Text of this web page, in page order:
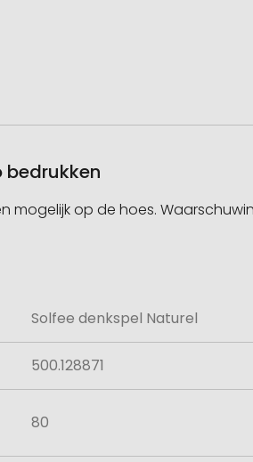
bedrukken
mogelijk op de hoes.
Solfee denkspel Naturel
500.128871
80